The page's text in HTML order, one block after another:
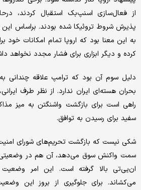
از فعال‌سازی اسنپ‌بک استقبال کردند،
پذیرش شروط تروئیکا شده بودند. براساس
به این معنا بود که اروپا تمام امکانات خود
کرده و دیگر ابزاری برای فشار مجدد نخواهد
دلیل سوم آن بود که ترامپ علاقه چندانی
بحران هسته‌ای ایران ندارد. از نظر طرف
راهی است برای بازگشت واشنگتن به میز
سفید برای رسیدن به توافق.
شکی نیست که بازگشت تحریم‌های شورای
سمت واکنش سوق می‌دهد، آن هم در
ان‌پی‌تی بالا گرفته است. این امر
می‌کشاند. برای جلوگیری از بروز این